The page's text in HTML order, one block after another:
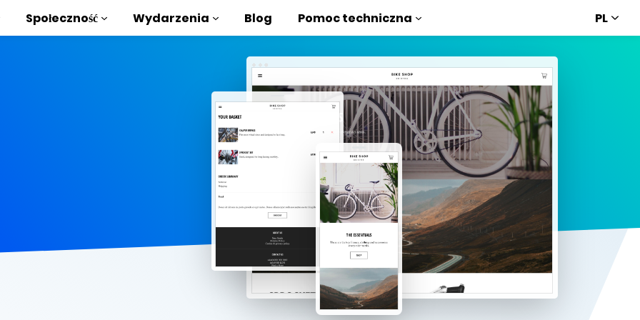
AMP
Społeczność Wydarzenia Blog Pomoc techniczna PL